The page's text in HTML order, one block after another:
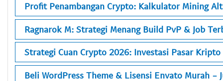
Profit Penambangan Crypto: Kalkulator Mining
Ragnarok M: Strategi Menang Build PvP & Job
Strategi Cuan Crypto 2026: Investasi Pasar
Beli WordPress Theme & Lisensi Envato Murah -